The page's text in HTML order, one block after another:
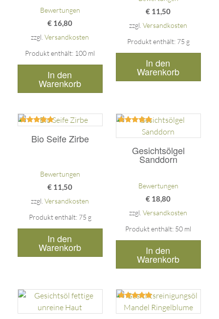
Bewertungen
€ 16,80
zzgl.Versandkosten
Produkt enthält: 100 ml
In den
Warenkorb
€ 11,50
zzgl.Versandkosten
Produkt enthält: 75 g
In den
Warenkorb
Bio Seife Zirbe
mit
5.00
Bewertungen
€ 11,50
zzgl.Versandkosten
Produkt enthält: 75 g
In den
Warenkorb
Gesichtsölgel
Sanddorn
Bewertet
von 5
Bewertungen
€ 18,80
zzgl.Versandkosten
Produkt enthält: 50 ml
In den
Warenkorb
Bewertet
mit